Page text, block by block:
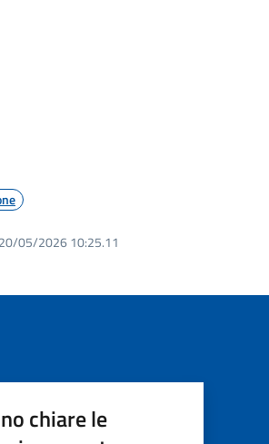
20/05/2026 10:25.11
chiare le